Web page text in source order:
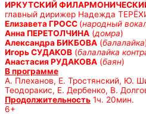
ИРКУТСКИЙ
главный дирижер Надежда
Елизавета ГРОСС (народный
Анна ПЕРЕТОЛЧИНА (домра)
Александра БИКБОВА (балалайка
Игорь СУДАКОВ (балалайка
Анастасия РУДАКОВА (баян)
В программе
А. Плеханов, Е. Тростянский, Ю.
Теодоракис, Е. Дербенко, В.
Продолжительность 1ч. 20мин.
6+